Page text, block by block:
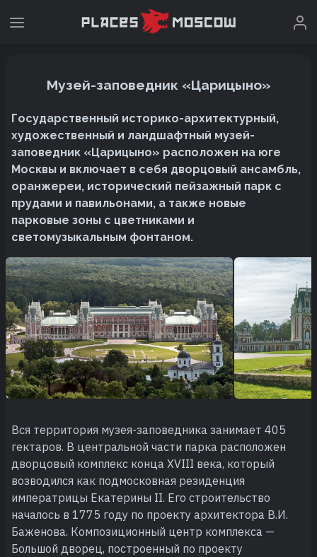
Музей-заповедник «Царицыно»
Государственный историко-архитектурный,
художественный и ландшафтный музей-
заповедник «Царицыно» расположен на юге
Москвы и включает в себя дворцовый ансамбль,
оранжереи, исторический пейзажный парк с
прудами и павильонами, а также новые
парковые зоны с цветниками и
светомузыкальным фонтаном.
Вся территория музея-заповедника занимает 405
гектаров. В центральной части парка расположен
дворцовый комплекс конца XVIII века, который
возводился как подмосковная резиденция
императрицы Екатерины II. Его строительство
началось в 1775 году по проекту архитектора В.И.
Баженова. Композиционный центр комплекса —
Большой дворец, построенный по проекту